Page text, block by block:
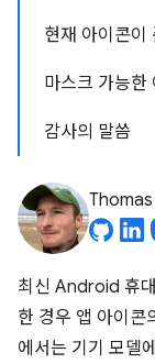
현재 아이콘이
마스크 가능한
감사의 말씀
최신 Android 휴
한 경우 앱 아이
에서는 기기 모델